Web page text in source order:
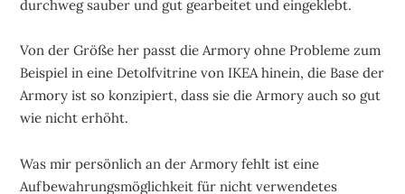
durchweg sauber und gut gearbeitet und eingeklebt.
Von der Größe her passt die Armory ohne Probleme zum
Beispiel in eine Detolfvitrine von IKEA hinein, die Base der
Armory ist so konzipiert, dass sie die Armory auch so gut
wie nicht erhöht.
Was mir persönlich an der Armory fehlt ist eine
Aufbewahrungsmöglichkeit für nicht verwendetes